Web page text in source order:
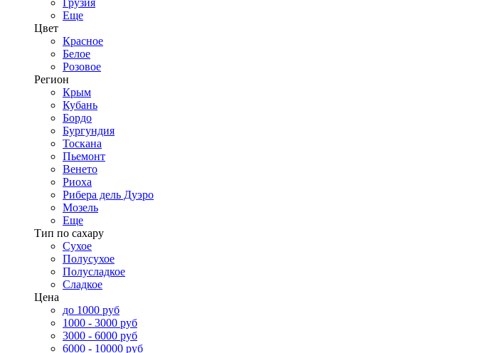
Грузия
Еще
Цвет
Красное
Белое
Розовое
Регион
Крым
Кубань
Бордо
Бургундия
Тоскана
Пьемонт
Венето
Риоха
Рибера дель Дуэро
Мозель
Еще
Тип по сахару
Сухое
Полусухое
Полусладкое
Сладкое
Цена
до 1000 руб
1000 - 3000 руб
3000 - 6000 руб
6000 - 10000 руб